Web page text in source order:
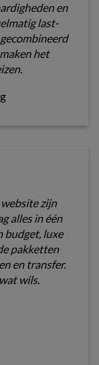
en
last-
het
zijn
alles in één
budget, luxe
pakketten
en transfer.
wils.